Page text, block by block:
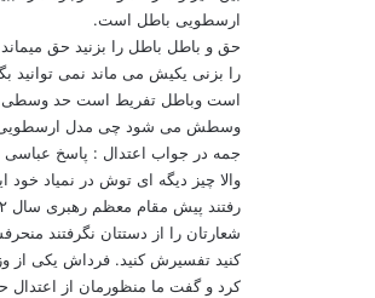
ارسطویی باطل است.
حق و باطل باطل را بزنید حق
را بزنی یکیش می ماند نمی توانید
است وباطل تفریط است حد وسطی
وسطش می شود چی مدل
جمه در جواب اعتدال : پاسخ
والا چیز دیگه ای توش در نمیاد خود
شعارتان را از دستتان نگرفتند
کنید تفسیرش کنید. فرداش یکی از
کرد و گفت ما منظورمان از